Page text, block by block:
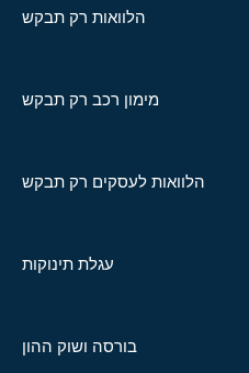
הלוואות רק תבקש
מימון רכב רק תבקש
הלוואות לעסקים רק תבקש
עגלת תינוקות
בורסה ושוק ההון